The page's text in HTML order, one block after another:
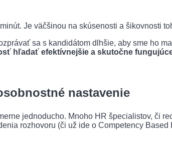
Je väčšinou na skúsenosti a šikovnosti
sa s kandidátom dlhšie, aby sme ho
hľadať efektívnejšie a skutočne
nastavenie
jednoducho. Mnoho HR špecialistov, či
rozhovoru (či už ide o Competency